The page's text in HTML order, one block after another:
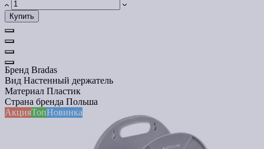
Купить
Бренд Bradas
Вид Настенный держатель
Материал Пластик
Страна бренда Польша
АкцияТопНовинка